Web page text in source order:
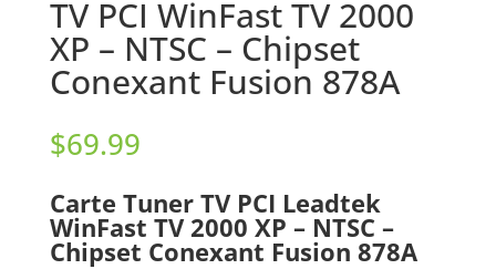
TV PCI WinFast TV 2000
XP – NTSC – Chipset
Conexant Fusion 878A
$69.99
Carte Tuner TV PCI Leadtek
WinFast TV 2000 XP – NTSC –
Chipset Conexant Fusion 878A